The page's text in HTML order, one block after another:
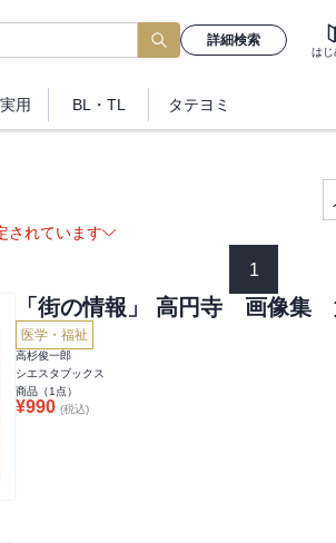
詳細検索
はじ
実用 BL・TL タテヨミ
されています
1
「街の情報」 高円寺 画像集
医学・福祉
高杉俊一郎
シエスタブックス
商品（1 点）
¥990 (税込)